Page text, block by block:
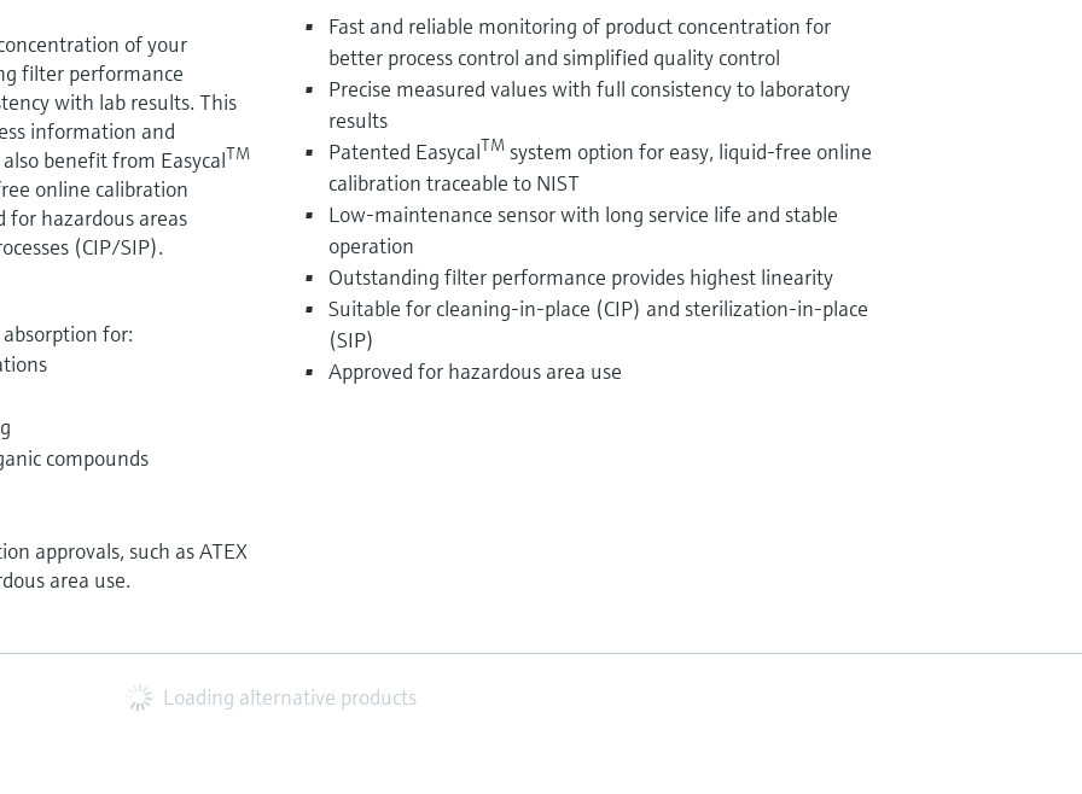
of your
filter performance
with lab results. This
information and
benefit from EasycalTM
online calibration
for hazardous areas
(CIP/SIP).
for:
compounds
approvals, such as ATEX
area use.
Fast and reliable monitoring of product concentration for
better process control and simplified quality control
Precise measured values with full consistency to laboratory
results
Patented EasycalTMsystem option for easy, liquid-free online
calibration traceable to NIST
Low-maintenance sensor with long service life and stable
operation
Outstanding filter performance provides highest linearity
Suitable for cleaning-in-place (CIP) and sterilization-in-place
(SIP)
Approved for hazardous area use
Loading alternative products